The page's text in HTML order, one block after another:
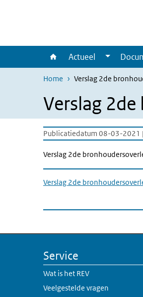
Actueel
Home Verslag 2de
Verslag
Publicatiedatum 08-03-2021
Verslag 2de
Verslag 2de
Service
Wat is het REV
Veelgestelde vragen